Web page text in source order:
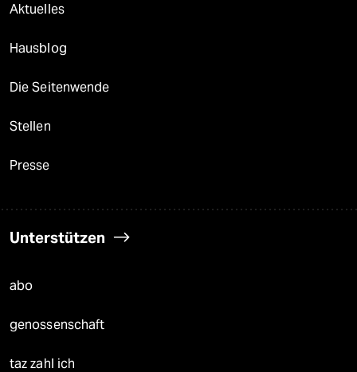
Aktuelles
Hausblog
Die Seitenwende
Stellen
Presse
Unterstützen
abo
genossenschaft
taz zahl ich